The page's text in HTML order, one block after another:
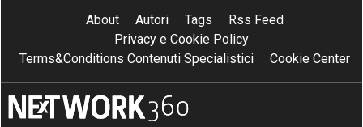
About Autori Tags
Rss Feed
Privacy e Cookie Policy
Terms&Conditions Contenuti Specialistici
Cookie Center